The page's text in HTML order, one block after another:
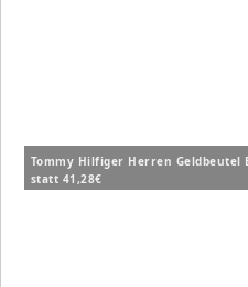
Tommy Hilfiger Herren Geldbeutel
statt 41,28€